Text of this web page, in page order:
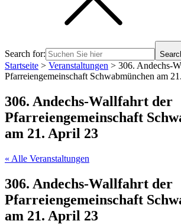
Search for:
Startseite > Veranstaltungen > 306. Andechs-
Pfarreiengemeinschaft Schwabmünchen am
306. Andechs-Wallfahrt der
Pfarreiengemeinschaft
am 21. April 23
« Alle Veranstaltungen
306. Andechs-Wallfahrt der
Pfarreiengemeinschaft
am 21. April 23